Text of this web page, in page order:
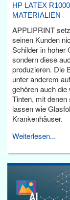
HP LATEX
MATERIALIEN
APPLIPRINT
seinen Kunden
Schilder in hoher
sondern diese
produzieren. Die
unter anderem
gehören auch
Tinten, mit
lassen wie
Krankenhäuser.
Weiterlesen...